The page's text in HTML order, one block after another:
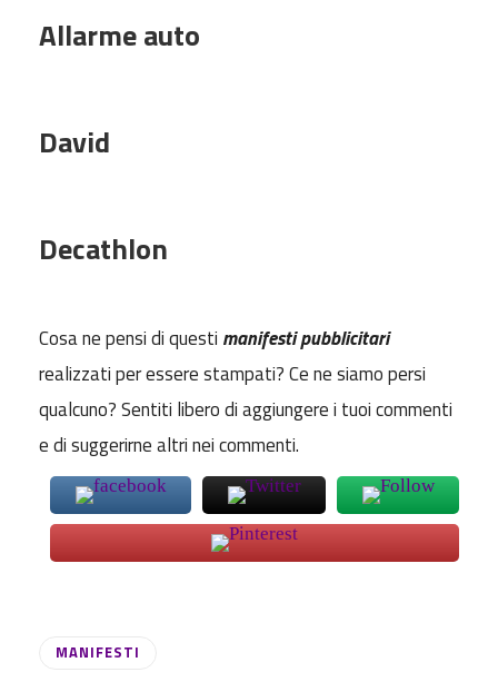
Allarme auto
David
Decathlon
Cosa ne pensi di questi manifesti pubblicitari
realizzati per essere stampati? Ce ne siamo persi
qualcuno? Sentiti libero di aggiungere i tuoi commenti
e di suggerirne altri nei commenti.
MANIFESTI